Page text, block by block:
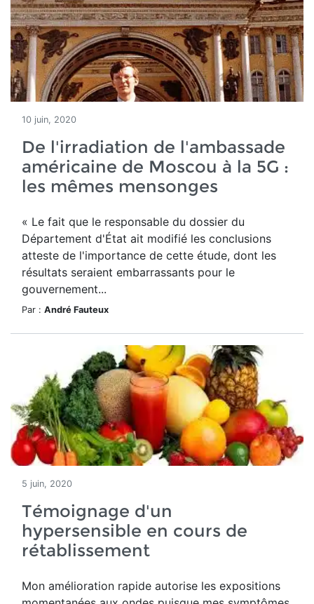
10 juin, 2020
De l'irradiation de l'ambassade
américaine de Moscou à la 5G :
les mêmes mensonges
« Le fait que le responsable du dossier du
Département d'État ait modifié les conclusions
atteste de l'importance de cette étude, dont les
résultats seraient embarrassants pour le
gouvernement...
Par : André Fauteux
5 juin, 2020
Témoignage d'un
hypersensible en cours de
rétablissement
Mon amélioration rapide autorise les expositions